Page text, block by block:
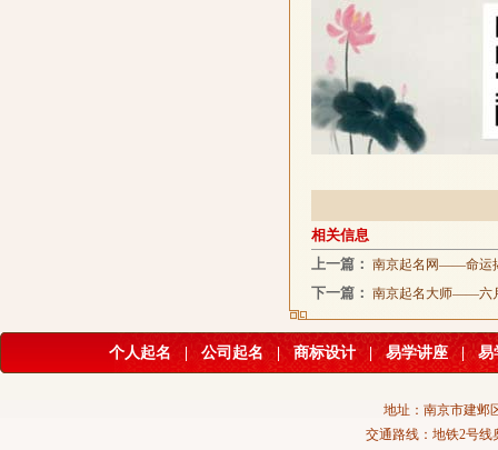
相关信息
上一篇： 南京起名网——命运
下一篇： 南京起名大师——六
个人起名 公司起名 | 商标设计 | 易学讲座 | 易
地址：南京市建邺
交通路线：地铁2号线